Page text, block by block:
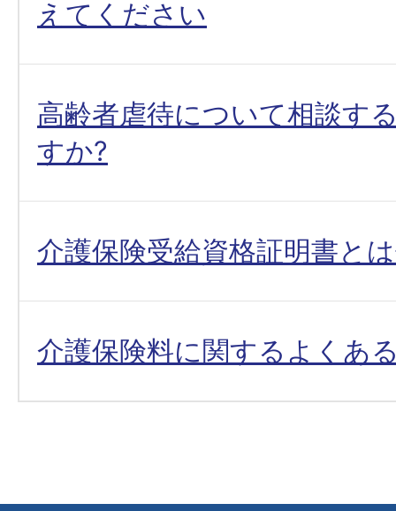
えてください
高齢者虐待について相談す
すか?
介護保険受給資格証明書と
介護保険料に関するよくあ